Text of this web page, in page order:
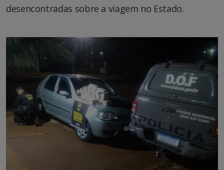
desencontradas sobre a viagem no Estado.